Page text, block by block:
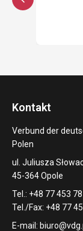
Kontakt
Verbund der
Polen
ul. Juliusza
45-364 Opole
Tel.: +48 77 453
Tel./Fax: +48 77
E-mail: